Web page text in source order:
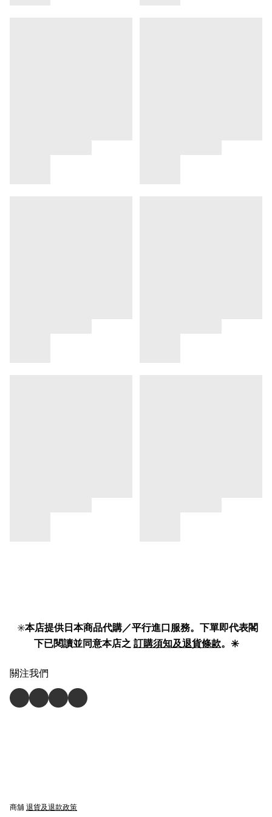
✳️本店提供日本商品代購／平行進口服務。下單即代表閣
下已閱讀並同意本店之 訂購須知及退貨條款。✳️
關注我們
商舖 退貨及退款政策